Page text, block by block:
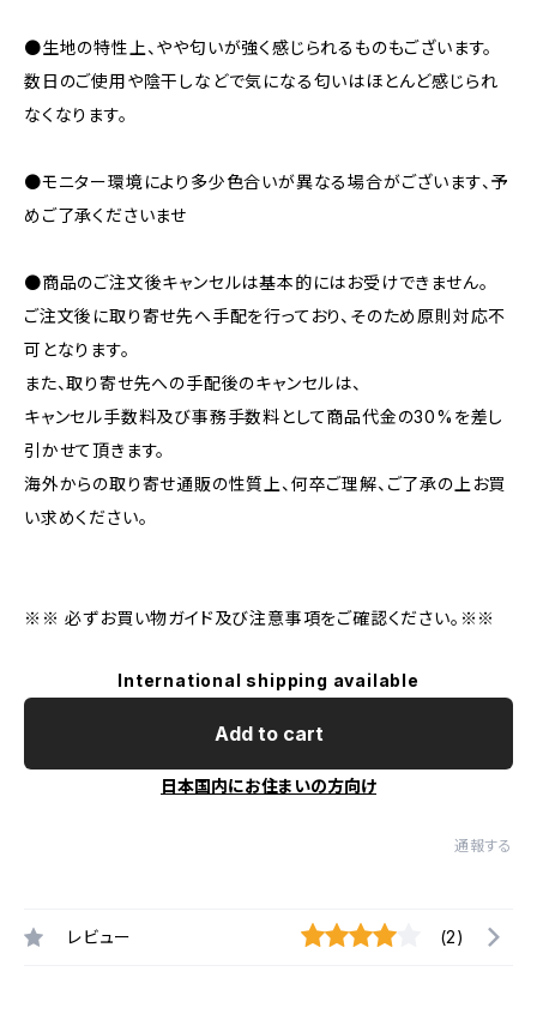
●生地の特性上、やや匂いが強く感じられるものもございます。
数日のご使用や陰干しなどで気になる匂いはほとんど感じられ
なくなります。
●モニター環境により多少色合いが異なる場合がございます、予
めご了承くださいませ
●商品のご注文後キャンセルは基本的にはお受けできません。
ご注文後に取り寄せ先へ手配を行っており、そのため原則対応不
可となります。
また、取り寄せ先への手配後のキャンセルは、
キャンセル手数料及び事務手数料として商品代金の30%を差し
引かせて頂きます。
海外からの取り寄せ通販の性質上、何卒ご理解、ご了承の上お買
い求めください。
※※ 必ずお買い物ガイド及び注意事項をご確認ください。※※
International shipping available
Add to cart
日本国内にお住まいの方向け
通報する
レビュー (2)